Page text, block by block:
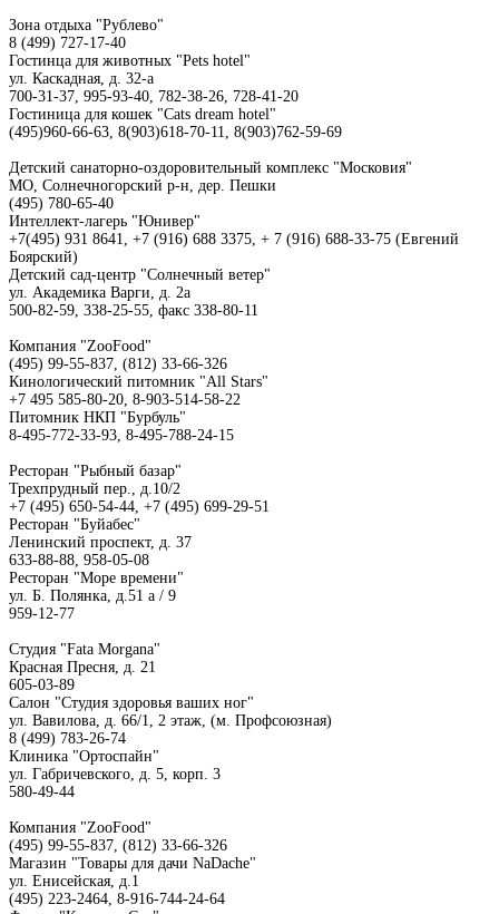
Зона отдыха "Рублево"
8 (499) 727-17-40
Гостинца для животных "Рets hotel"
ул. Каскадная, д. 32-а
700-31-37, 995-93-40, 782-38-26, 728-41-20
Гостиница для кошек "Cats dream hotel"
(495)960-66-63, 8(903)618-70-11, 8(903)762-59-69
Детский санаторно-оздоровительный комплекс "Московия"
МО, Солнечногорский р-н, дер. Пешки
(495) 780-65-40
Интеллект-лагерь "Юнивер"
+7(495) 931 8641, +7 (916) 688 3375, + 7 (916) 688-33-75 (Евгений
Боярский)
Детский сад-центр "Солнечный ветер"
ул. Академика Варги, д. 2а
500-82-59, 338-25-55, факс 338-80-11
Компания "ZooFood"
(495) 99-55-837, (812) 33-66-326
Кинологический питомник "All Stars"
+7 495 585-80-20, 8-903-514-58-22
Питомник НКП "Бурбуль"
8-495-772-33-93, 8-495-788-24-15
Ресторан "Рыбный базар"
Трехпрудный пер., д.10/2
+7 (495) 650-54-44, +7 (495) 699-29-51
Ресторан "Буйабес"
Ленинский проспект, д. 37
633-88-88, 958-05-08
Ресторан "Море времени"
ул. Б. Полянка, д.51 a / 9
959-12-77
Студия "Fata Morgana"
Красная Пресня, д. 21
605-03-89
Салон "Студия здоровья ваших ног"
ул. Вавилова, д. 66/1, 2 этаж, (м. Профсоюзная)
8 (499) 783-26-74
Клиника "Ортоспайн"
ул. Габричевского, д. 5, корп. 3
580-49-44
Компания "ZooFood"
(495) 99-55-837, (812) 33-66-326
Магазин "Товары для дачи NaDache"
ул. Енисейская, д.1
(495) 223-2464, 8-916-744-24-64